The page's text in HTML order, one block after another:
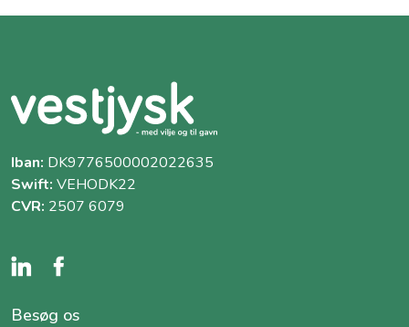
Iban: DK9776500002022635
Swift: VEHODK22
CVR: 2507 6079
Besøg os